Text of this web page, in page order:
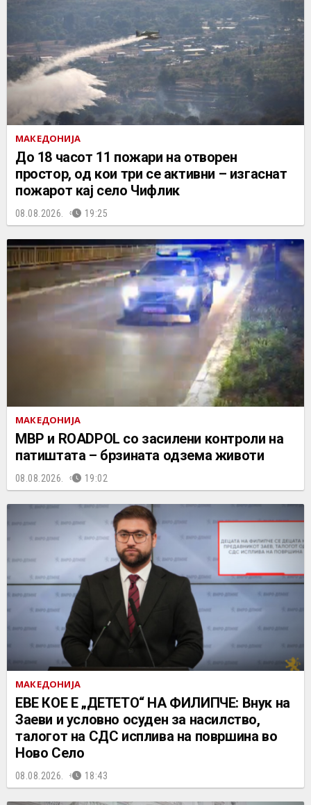
МАКЕДОНИЈА
До 18 часот 11 пожари на отворен
простор, од кои три се активни – изгаснат
пожарот кај село Чифлик
08.08.2026. 19:25
МАКЕДОНИЈА
МВР и ROADPOL со засилени контроли на
патиштата – брзината одзема животи
08.08.2026. 19:02
МАКЕДОНИЈА
ЕВЕ КОЕ Е „ДЕТЕТО“ НА ФИЛИПЧЕ: Внук на
Заеви и условно осуден за насилство,
талогот на СДС исплива на површина во
Ново Село
08.08.2026. 18:43